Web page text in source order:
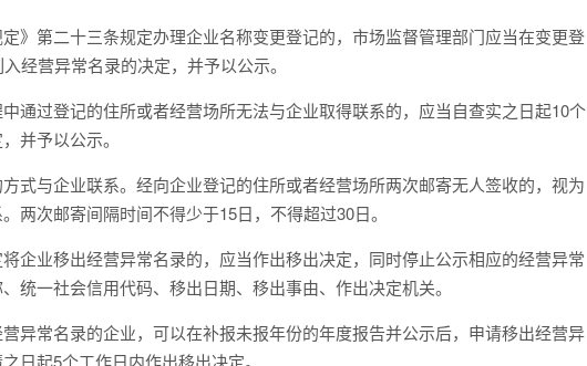
》第二十三条规定办理企业名称变更登记的，市场监督管理部门应当在变更登
经营异常名录的决定，并予以公示。
通过登记的住所或者经营场所无法与企业取得联系的，应当自查实之日起10个
并予以公示。
式与企业联系。经向企业登记的住所或者经营场所两次邮寄无人签收的，视为
两次邮寄间隔时间不得少于15日，不得超过30日。
企业移出经营异常名录的，应当作出移出决定，同时停止公示相应的经营异常
统一社会信用代码、移出日期、移出事由、作出决定机关。
异常名录的企业，可以在补报未报年份的年度报告并公示后，申请移出经营异
日起5个工作日内作出移出决定。